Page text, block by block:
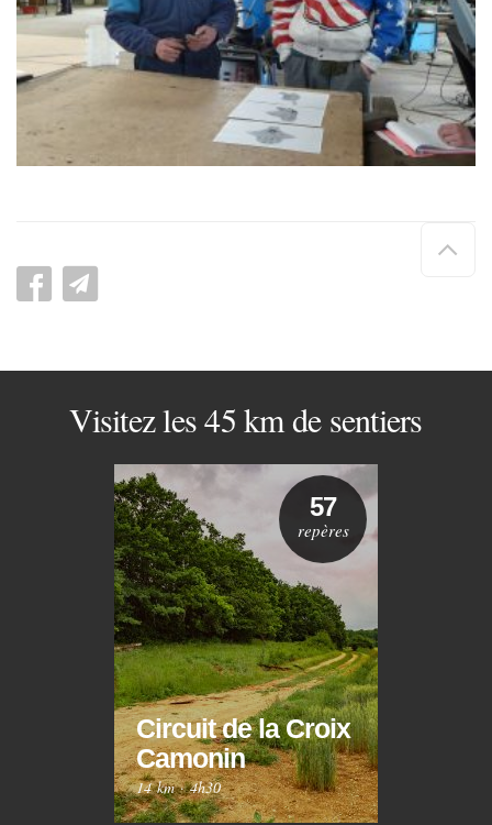
de
Visitez les 45 km de sentiers
Circuit de la Croix
Camonin
14 km·4h30
57
repères